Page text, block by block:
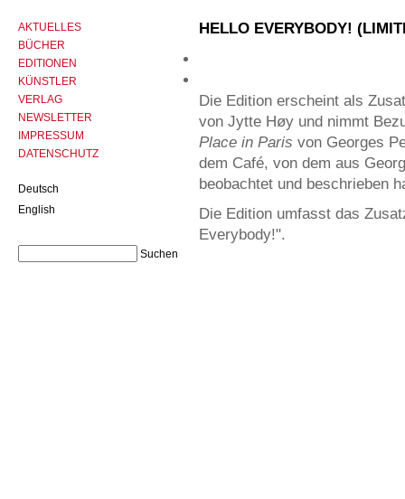
HELLO EVERYBODY!
Die Edition erscheint als
von Jytte Høy und nimmt
Place in Paris von Georges
dem Café, von dem aus
beobachtet und beschrieben
Die Edition umfasst das
Everybody!".
AKTUELLES
BÜCHER
EDITIONEN
KÜNSTLER
VERLAG
NEWSLETTER
IMPRESSUM
DATENSCHUTZ
Deutsch
English